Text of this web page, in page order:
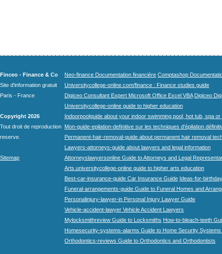
Finceo - Finance & Co
Site d'information gratuit
Paris - France
Copyright 2026
Tout droit de reproduction
reserve.
Sitemap
Neo-finance Documentation financière Comptashop
Universitycollege-online.com/finance : Finance studies guide
Digiceo Consultant Expert Microsoft Office Excel VBA Digiceo
Universitycollege-online guide to higher education
Indoorpoolguide about your indoor swimming pool, hot tub, spa
Mon-guide-epilation-definitive sur les techniques d'épilation
Permanent-hair-removal-guide about permanent hair removal
Lawyers-attorneys-guide about lawyers and legal information
Attorneyslawyersonline Guide to Attorneys and Legal
Arts.universitycollege-online guide to higher arts education
Best-car-insurance-guide Car Insurance Guide Ideas-for-
Funeral-arrangements-guide Guide to Funeral Homes and
Personalinjury-lawyer-in Personal Injury Lawyer Guide
Vehicle-accident-lawyer Vehicle Accident Lawyers
Mylocksmithreview Guide to Locksmiths How-to-bleach-teeth
Homesecurity-systems-alarms Guide to Home Security Systems
Orthodontics-reviews Guide to Orthodontics and Orthodontists